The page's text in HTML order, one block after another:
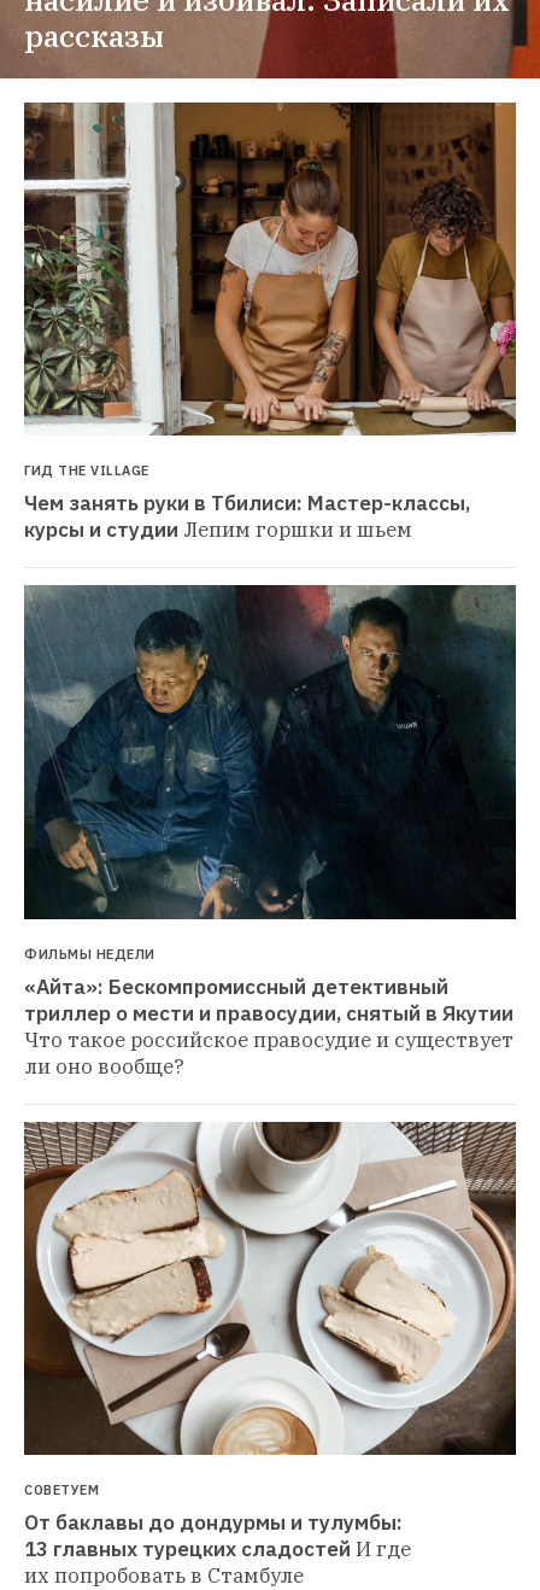
рассказы
ГИД THE VILLAGE
Чем занять руки в Тбилиси: Мастер-классы,
курсы и студии Лепим горшки и шьем
ФИЛЬМЫ НЕДЕЛИ
«Айта»: Бескомпромиссный детективный
триллер о мести и правосудии, снятый в Якутии
Что такое российское правосудие и существует
ли оно вообще?
СОВЕТУЕМ
От баклавы до дондурмы и тулумбы:
13 главных турецких сладостей И где
их попробовать в Стамбуле